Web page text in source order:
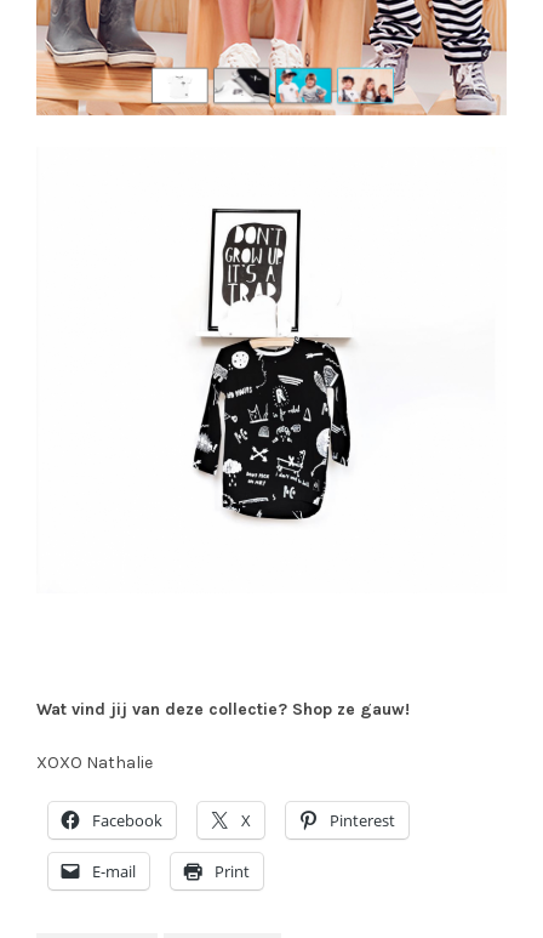
Wat vind jij van deze collectie? Shop ze gauw!
XOXO Nathalie
Facebook X Pinterest
E-mail Print